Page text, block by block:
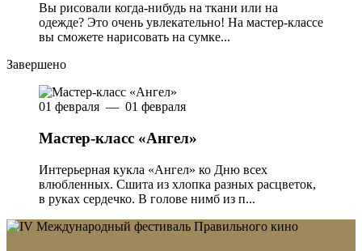
Вы рисовали когда-нибудь на ткани или на
одежде? Это очень увлекательно! На мастер-классе
вы сможете нарисовать на сумке...
Завершено
01 февраля — 01 февраля
Мастер-класс «Ангел»
Интерьерная кукла «Ангел» ко Дню всех
влюбленных. Сшита из хлопка разных расцветок,
в руках сердечко. В голове нимб из п...